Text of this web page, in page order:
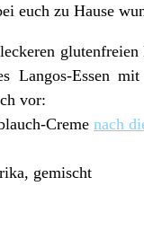
euch zu Hause
Langos-Essen
vor:
Creme nach
gemischt